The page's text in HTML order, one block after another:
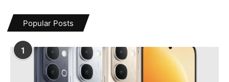
Popular Posts
1